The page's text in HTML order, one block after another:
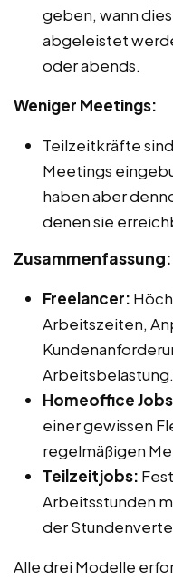
geben, wann
abgeleistet
oder abends.
Weniger Meetings:
Teilzeitkräfte
Meetings
haben aber
denen sie
Zusammenfassung:
Freelancer:
Arbeitszeiten,
Arbeitsbelastung.
Homeoffice
einer gewissen
regelmäßigen
Teilzeitjobs:
Arbeitsstunden
der
Alle drei Modelle